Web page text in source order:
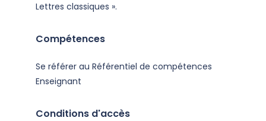
Lettres classiques ».
Compétences
Se référer au Référentiel de compétences
Enseignant
Conditions d'accès